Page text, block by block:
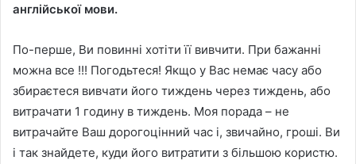
англійської мови.
По-перше, Ви повинні хотіти її вивчити. При бажанні
можна все !!! Погодьтеся! Якщо у Вас немає часу або
збираєтеся вивчати його тиждень через тиждень, або
витрачати 1 годину в тиждень. Моя порада – не
витрачайте Ваш дорогоцінний час і, звичайно, гроші. Ви
і так знайдете, куди його витратити з більшою користю.